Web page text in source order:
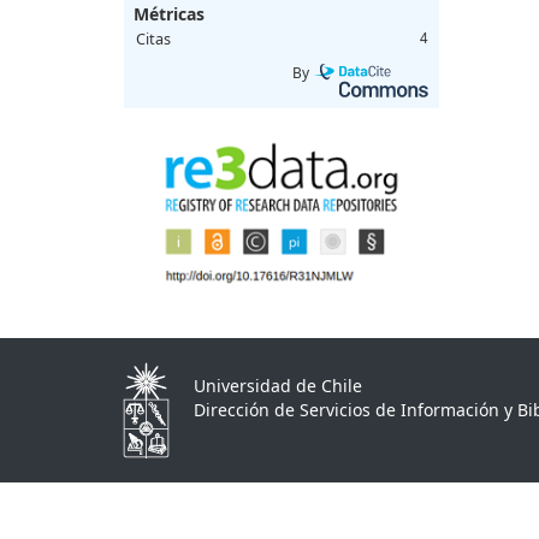
Métricas
Citas 4
By
Universidad de Chile
Dirección de Servicios de Información y